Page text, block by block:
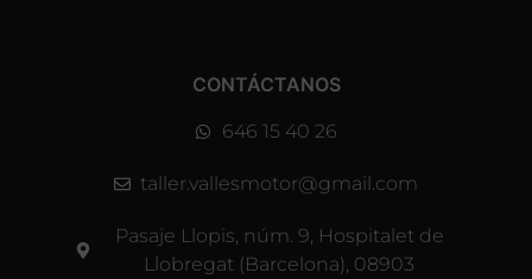
CONTÁCTANOS
646 15 40 26
taller.vallesmotor@gmail.com
Pasaje Llopis, núm. 9, Hospitalet de
Llobregat (Barcelona), 08903